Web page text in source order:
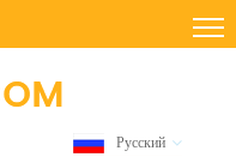
Русский